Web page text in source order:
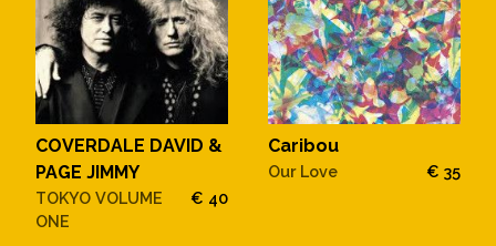
COVERDALE DAVID &
PAGE JIMMY
TOKYO VOLUME
ONE
€ 40
Caribou
Our Love € 35